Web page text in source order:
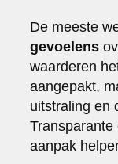
De meeste
gevoelens
waarderen
aangepakt,
uitstraling en
aanpak